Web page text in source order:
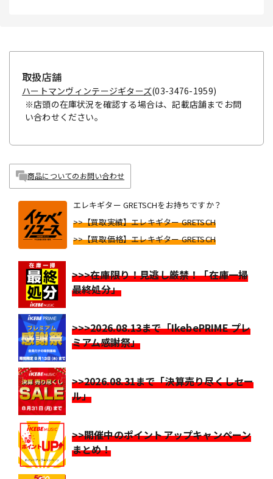
取扱店舗
ハートマンヴィンテージギターズ(03-3476-1959)
※店頭の在庫状況を確認する場合は、記載店舗までお問
い合わせください。
商品についてのお問い合わせ
エレキギター GRETSCHをお持ちですか？
>>【買取実績】エレキギター GRETSCH
>>【買取価格】エレキギター GRETSCH
>>>在庫限り！見逃し厳禁！「在庫一掃
最終処分」
>>>2026.08.13まで「IkebePRIME プレ
ミアム感謝祭」
>>2026.08.31まで「決算売り尽くしセー
ル」
>>開催中のポイントアップキャンペーン
まとめ！